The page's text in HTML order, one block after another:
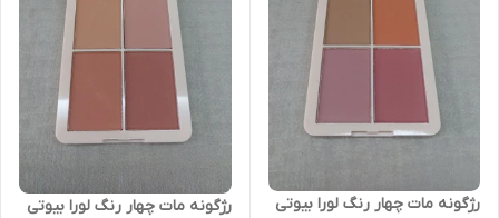
رژگونه مات چهار رنگ لورا بیوتی
رژگونه مات چهار رنگ لورا بیوتی